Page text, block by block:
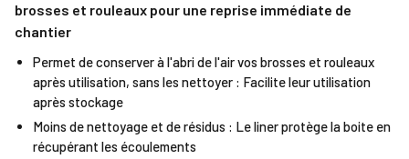
brosses et rouleaux pour une reprise immédiate de
chantier
Permet de conserver à l'abri de l'air vos brosses et rouleaux
après utilisation, sans les nettoyer : Facilite leur utilisation
après stockage
Moins de nettoyage et de résidus : Le liner protège la boite en
récupérant les écoulements